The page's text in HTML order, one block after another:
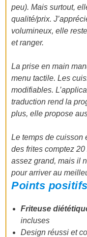
peu). Mais surtout,
qualité/prix.
volumineux, elle
et ranger.
La prise en main
menu tactile. Les
modifiables.
traduction rend la
plus, elle propose
Le temps de cuisson
des frites comptez
assez grand, mais il
pour arriver au
Points positifs
Friteuse
incluses
Design réussi et